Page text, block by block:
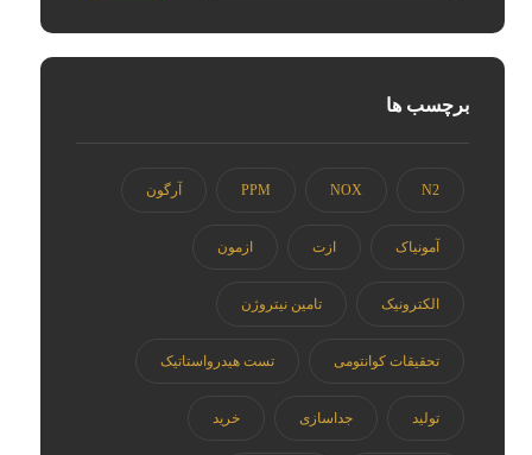
برچسب ها
N2
NOX
PPM آرگون
آمونیاک ازت ازمون
الکترونیک تامین نیتروژن
تحقیقات کوانتومی تست هیدرواستاتیک
تولید جداسازی خرید